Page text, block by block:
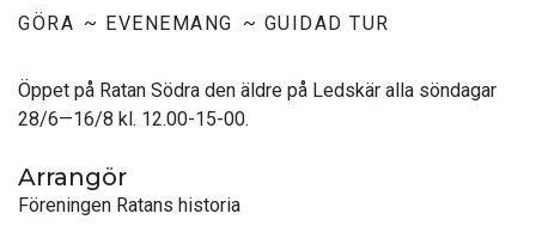
GÖRA EVENEMANG GUIDAD TUR
Öppet på Ratan Södra den äldre på Ledskär alla söndagar
28/6—16/8 kl. 12.00-15-00.
Arrangör
Föreningen Ratans historia